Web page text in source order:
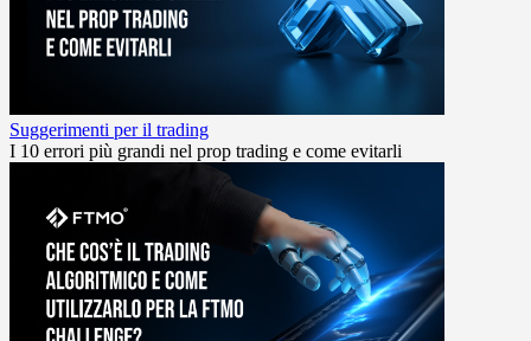
Suggerimenti per il trading
I 10 errori più grandi nel prop trading e come evitarli